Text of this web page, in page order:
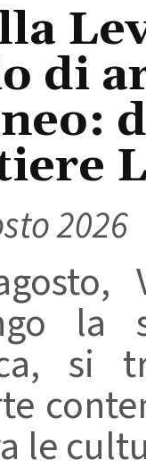
di
2026
la
si
le